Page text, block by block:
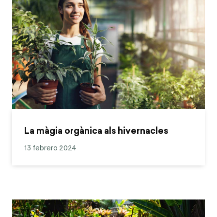
La màgia orgànica als hivernacles
13 febrero 2024